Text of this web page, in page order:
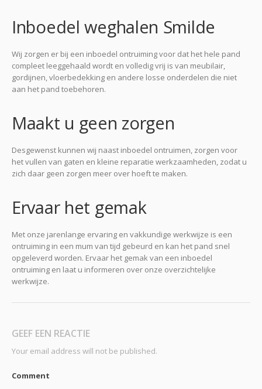
Inboedel weghalen Smilde
Wij zorgen er bij een inboedel ontruiming voor dat het hele pand
compleet leeggehaald wordt en volledig vrij is van meubilair,
gordijnen, vloerbedekking en andere losse onderdelen die niet
aan het pand toebehoren.
Maakt u geen zorgen
Desgewenst kunnen wij naast inboedel ontruimen, zorgen voor
het vullen van gaten en kleine reparatie werkzaamheden, zodat u
zich daar geen zorgen meer over hoeft te maken.
Ervaar het gemak
Met onze jarenlange ervaring en vakkundige werkwijze is een
ontruiming in een mum van tijd gebeurd en kan het pand snel
opgeleverd worden. Ervaar het gemak van een inboedel
ontruiming en laat u informeren over onze overzichtelijke
werkwijze.
GEEF EEN REACTIE
Your email address will not be published.
Comment